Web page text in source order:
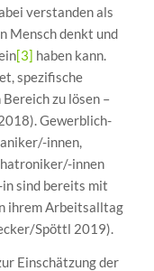
verstanden als
Mensch denkt und
[3] haben kann.
spezifische
zu lösen –
Gewerblich-
innen,
innen
sind bereits mit
ihrem Arbeitsalltag
Spöttl 2019).
Einschätzung der